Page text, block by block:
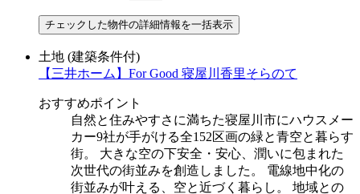
土地 (建築条件付)
【三井ホーム】For Good 寝屋川香里そらのて
おすすめポイント
自然と住みやすさに満ちた寝屋川市にハウスメー
カー9社が手がける全152区画の緑と青空と暮らす
街。 大きな空の下安全・安心、潤いに包まれた
次世代の街並みを創造しました。 電線地中化の
街並みが叶える、空と近づく暮らし。 地域との